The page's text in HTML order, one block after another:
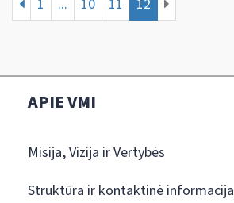
1 ... 10 11 12
APIE VMI
Misija, Vizija ir Vertybės
Struktūra ir kontaktinė informacija